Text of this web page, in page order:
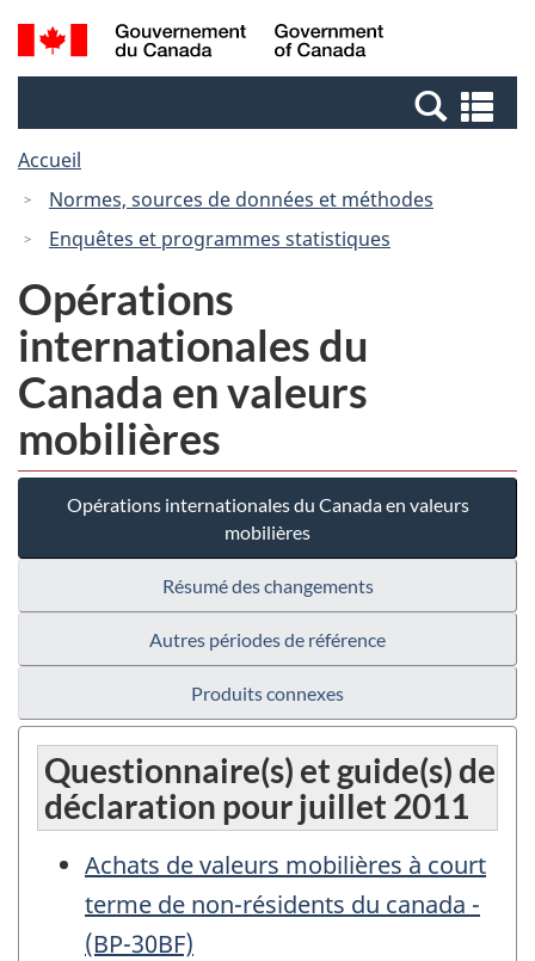
Passer
au
Passer
à
Canada
Recherche
et
et
Accueil
Normes, sources de données et méthodes
Enquêtes et programmes statistiques
Opérations
internationales du
Canada en valeurs
mobilières
Opérations internationales du Canada en valeurs
mobilières
Résumé des changements
Autres périodes de référence
Produits connexes
Questionnaire(s) et guide(s) de
déclaration pour juillet 2011
Achats de valeurs mobilières à court
terme de non-résidents du canada -
(BP-30BF)